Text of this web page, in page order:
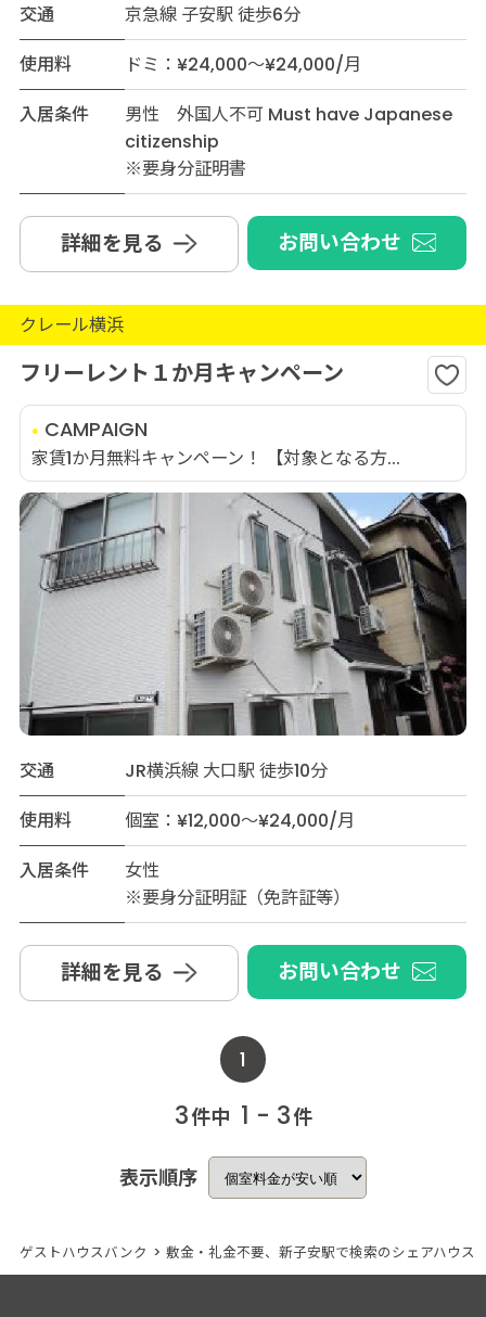
交通
京急線 子安駅 徒歩6分
使用料
ドミ：¥24,000～¥24,000/月
入居条件
男性 外国人不可 Must have Japanese
citizenship
※要身分証明書
詳細を見る お問い合わせ
クレール横浜
フリーレント１か月キャンペーン
CAMPAIGN
家賃1か月無料キャンペーン！ 【対象となる方...
交通
JR横浜線 大口駅 徒歩10分
使用料
個室：¥12,000～¥24,000/月
入居条件
女性
※要身分証明証（免許証等）
詳細を見る お問い合わせ
1
3件中 1 - 3件
表示順序
ゲストハウスバンク > 敷金・礼金不要、新子安駅で検索のシェアハウス